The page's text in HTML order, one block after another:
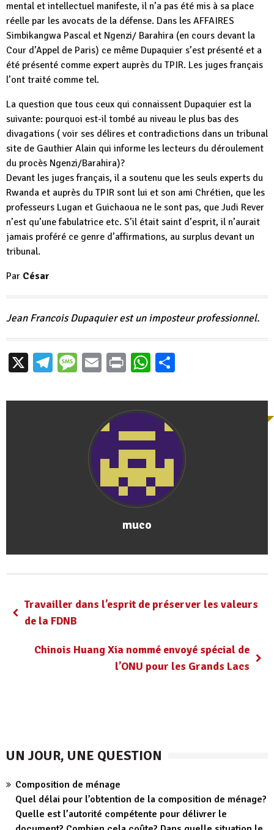
mental et intellectuel manifeste, il n’a pas été mis à sa place
réelle par les avocats de la défense. Dans les AFFAIRES
Simbikangwa Pascal et Ngenzi/ Barahira (en cours devant la
Cour d’Appel de Paris) ce même Dupaquier s’est présenté et a
été présenté comme expert auprès du TPIR. Les juges français
l’ont traité comme tel.
La question que tous ceux qui connaissent Dupaquier est la
suivante: pourquoi est-il tombé au niveau le plus bas des
divagations ( voir ses délires et contradictions dans un tribunal
site de Gauthier Alain qui informe les lecteurs du déroulement
du procès Ngenzi/Barahira)?
Devant les juges français, il a soutenu que les seuls experts du
Rwanda et auprès du TPIR sont lui et son ami Chrétien, que les
professeurs Lugan et Guichaoua ne le sont pas, que Judi Rever
n’est qu’une fabulatrice etc. S’il était saint d’esprit, il n’aurait
jamais proféré ce genre d’affirmations, au surplus devant un
tribunal.
Par César
Jean Francois Dupaquier est un imposteur professionnel.
X Telegram
Message
EmailPrintWhatsApp
muco
Travailler dans l’esprit de préserver les valeurs
de la FDNB
Chinois Huang Xia nommé envoyé spécial de
l’ONU pour les Grands Lacs
UN JOUR, UNE QUESTION
Composition de ménage
Quel délai pour l’obtention de la composition de ménage?
Quelle est l’autorité compétente pour délivrer le